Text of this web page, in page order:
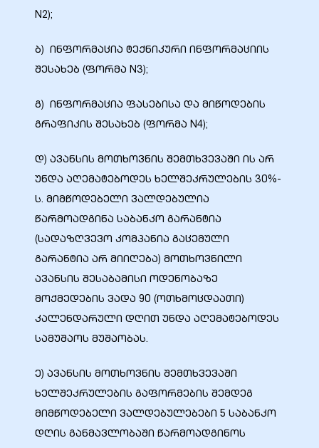
N2);
ბ) ინფორმაცია ტექნიკური ინფორმაციის
შესახებ (ფორმა N3);
გ) ინფორმაცია ფასებისა და მიწოდების
გრაფიკის შესახებ (ფორმა N4);
დ) ავანსის მოთხოვნის შემთხვევაში ის არ
უნდა აღემატებოდეს ხელშეკრულების 30%-
ს. მიმწოდებელი ვალდებულია
წარმოადგინა საბანკო გარანტია
(სადაზღვევო კომპანია გაცემული
გარანტია არ მიიღება) მოთხოვნილი
ავანსის შესაბამისი ოდენობაზე
მოქმედების ვადა 90 (ოთხმოცდაათი)
კალენდარული დღით უნდა აღემატებოდეს
სამუშაოს მუშაობას.
ე) ავანსის მოთხოვნის შემთხვევაში
ხელშეკრულების გაფორმების შემდეგ
მიმწოდებელი ვალდებულებები 5 საბანკო
დღის განმავლობაში წარმოადგინოს